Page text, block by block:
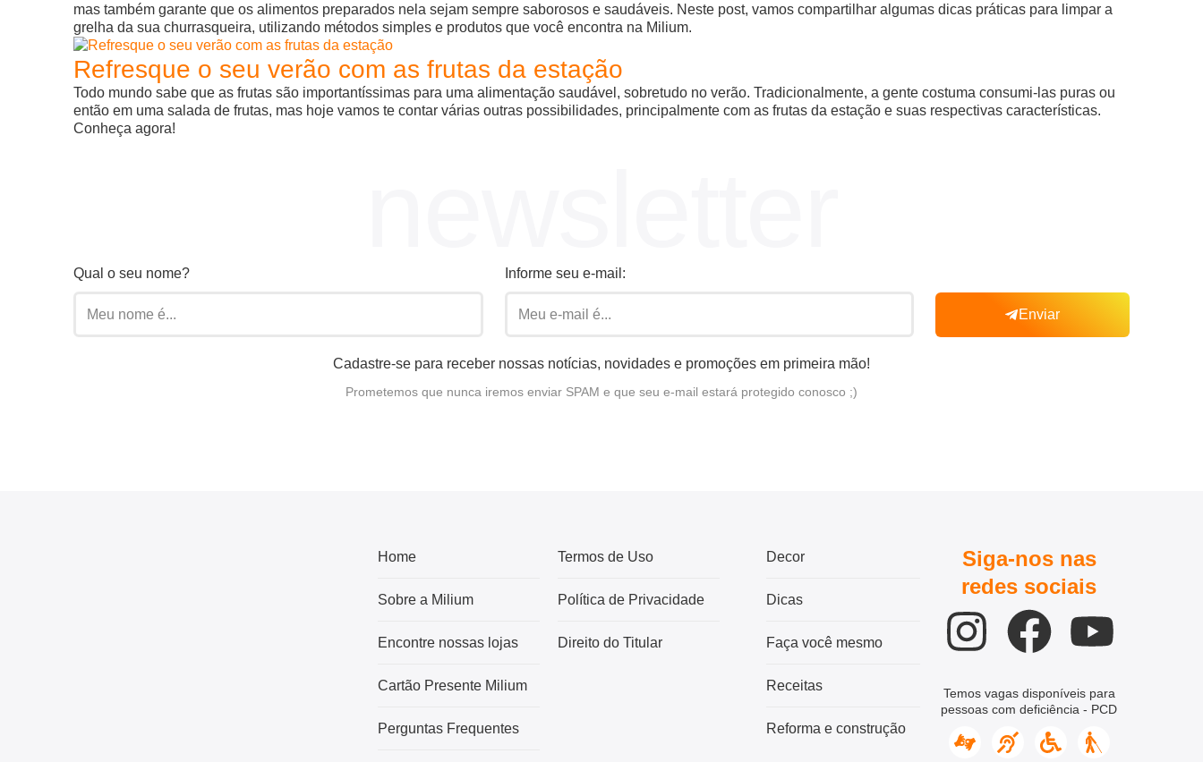
mas também garante que os alimentos preparados nela sejam sempre saborosos e saudáveis. Neste post, vamos compartilhar algumas dicas práticas para limpar a
grelha da sua churrasqueira, utilizando métodos simples e produtos que você encontra na Milium.
Refresque o seu verão com as frutas da estação
Todo mundo sabe que as frutas são importantíssimas para uma alimentação saudável, sobretudo no verão. Tradicionalmente, a gente costuma consumi-las puras ou
então em uma salada de frutas, mas hoje vamos te contar várias outras possibilidades, principalmente com as frutas da estação e suas respectivas características.
Conheça agora!
Qual o seu nome? Informe seu e-mail:
Enviar
Cadastre-se para receber nossas notícias, novidades e promoções em primeira mão!
Prometemos que nunca iremos enviar SPAM e que seu e-mail estará protegido conosco ;)
Home
Sobre a Milium
Encontre nossas lojas
Cartão Presente Milium
Perguntas Frequentes
Termos de Uso
Política de Privacidade
Direito do Titular
Decor
Dicas
Faça você mesmo
Receitas
Reforma e construção
Siga-nos nas
redes sociais
Temos vagas disponíveis para
pessoas com deficiência - PCD